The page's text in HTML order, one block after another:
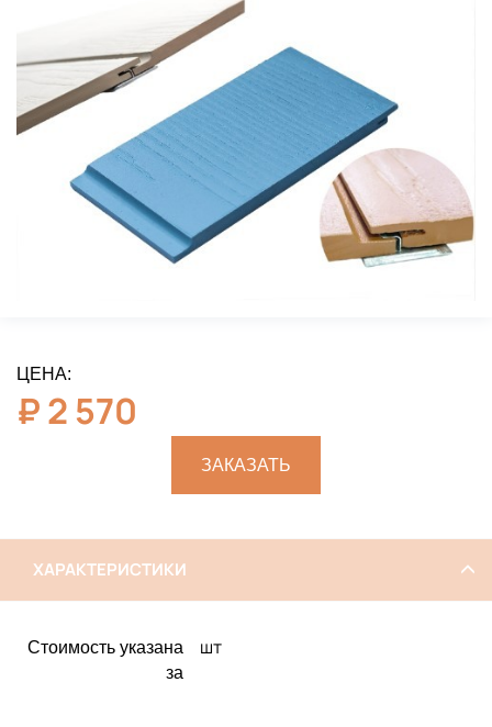
ЦЕНА:
₽2 570
ЗАКАЗАТЬ
ХАРАКТЕРИСТИКИ
Стоимость указана
за
шт